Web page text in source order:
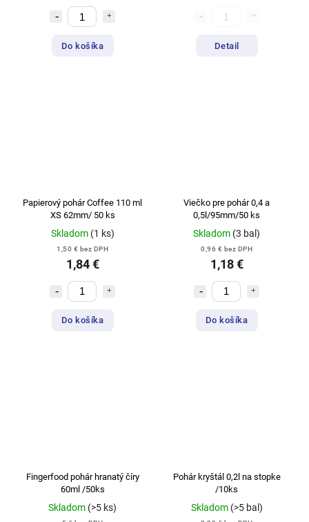
Do košíka Detail
Papierový pohár Coffee 110 ml
XS 62mm/ 50 ks
Skladom (1 ks)
1,50 € bez DPH
1,84 €
Do košíka
Viečko pre pohár 0,4 a
0,5l/95mm/50 ks
Skladom (3 bal)
0,96 € bez DPH
1,18 €
Do košíka
Fingerfood pohár hranatý číry
60ml /50ks
Skladom (>5 ks)
Pohár kryštál 0,2l na stopke
/10ks
Skladom (>5 bal)